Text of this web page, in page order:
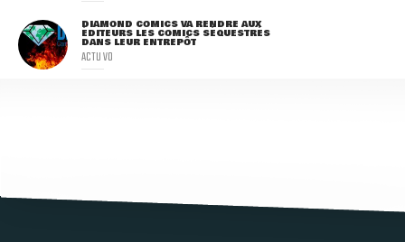
DIAMOND COMICS VA RENDRE AUX
ÉDITEURS LES COMICS SÉQUESTRÉS
DANS LEUR ENTREPÔT
ACTU VO